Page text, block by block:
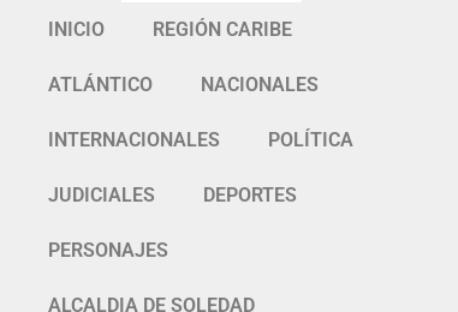
INICIO REGIÓN CARIBE
ATLÁNTICO NACIONALES
INTERNACIONALES POLÍTICA
JUDICIALES DEPORTES
PERSONAJES
ALCALDIA DE SOLEDAD